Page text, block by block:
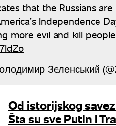
that the Russians
Independence
more evil and kill
Зеленський
Od istorijskog
Šta su sve Putin i